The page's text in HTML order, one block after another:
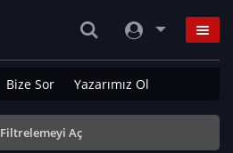
Bize Sor Yazarımız Ol
Filtrelemeyi Aç